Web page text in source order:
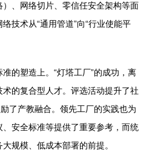
、网络切片、零信任安全架构等面
技术从“通用管道”向“行业使能平
的塑造上。“灯塔工厂”的成功，离
的复合型人才。评选活动提升了社
了产教融合。领先工厂的实践也为
安全标准等提供了重要参考，而统
规模、低成本部署的前提。